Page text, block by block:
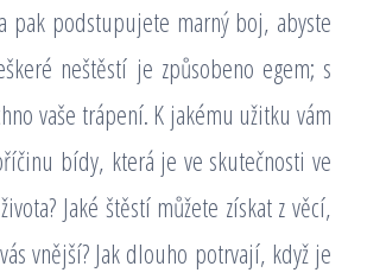
pak podstupujete marný boj, abyste
neštěstí je způsobeno egem; s
vaše trápení. K jakému užitku vám
bídy, která je ve skutečnosti ve
Jaké štěstí můžete získat z věcí,
vnější? Jak dlouho potrvají, když je